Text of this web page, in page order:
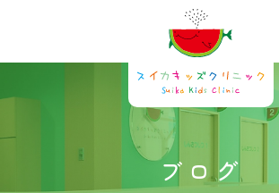
043-306-7580
Web予約
ブログ